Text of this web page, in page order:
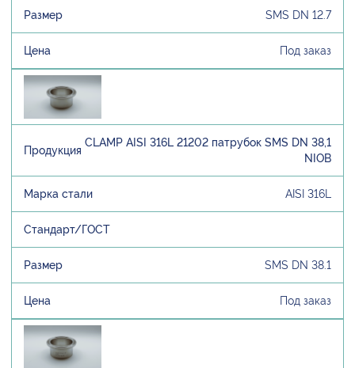
SMS DN 12.7
Под заказ
CLAMP AISI 316L 21202 патрубок SMS DN 38,1
NIOB
AISI 316L
SMS DN 38.1
Под заказ